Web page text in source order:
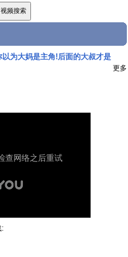
以为大妈是主角!后面的大叔才是
更多
: